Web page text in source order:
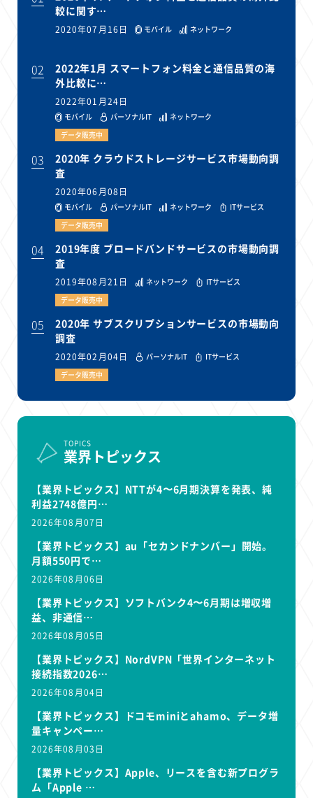
較に関す…
2020年07月16日 モバイル ネットワーク
02
2022年1月 スマートフォン料金と通信品質の海
外比較に…
2022年01月24日
モバイル パーソナルIT
ネットワーク
データ販売中
03
2020年 クラウドストレージサービス市場動向調
査
2020年06月08日
モバイル パーソナルIT ネットワーク
ITサービス
データ販売中
04
2019年度 ブロードバンドサービスの市場動向調
査
2019年08月21日 ネットワーク
ITサービス
データ販売中
05
2020年 サブスクリプションサービスの市場動向
調査
2020年02月04日 パーソナルIT
ITサービス
データ販売中
TOPICS
業界トピックス
【業界トピックス】NTTが4〜6月期決算を発表、純
利益2748億円…
2026年08月07日
【業界トピックス】au「セカンドナンバー」開始。
月額550円で…
2026年08月06日
【業界トピックス】ソフトバンク4〜6月期は増収増
益、非通信…
2026年08月05日
【業界トピックス】NordVPN「世界インターネット
接続指数2026…
2026年08月04日
【業界トピックス】ドコモminiとahamo、データ増
量キャンペー…
2026年08月03日
【業界トピックス】Apple、リースを含む新プログラ
ム「Apple …